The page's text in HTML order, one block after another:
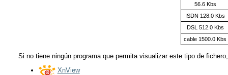
56.6 Kbs
ISDN 128.0 Kbs
DSL 512.0 Kbs
cable 1500.0 Kbs
Si no tiene ningún programa que permita visualizar este tipo de
XnView